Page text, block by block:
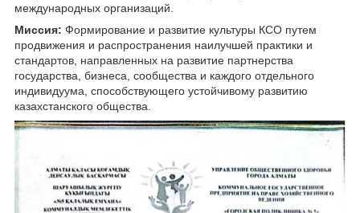
международных организаций.
Миссия: Формирование и развитие культуры КСО путем
продвижения и распространения наилучшей практики и
стандартов, направленных на развитие партнерства
государства, бизнеса, сообщества и каждого отдельного
индивидуума, способствующего устойчивому развитию
казахстанского общества.